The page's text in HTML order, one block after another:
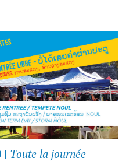
| Toute la journée